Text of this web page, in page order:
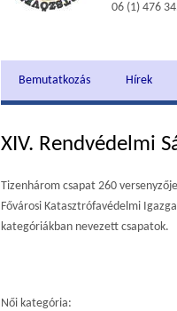
06 (1) 476
Bemutatkozás Hírek
XIV. Rendvédelmi
Tizenhárom csapat 260
Fővárosi Katasztrófavédelmi
kategóriákban nevezett csapatok.
Női kategória: